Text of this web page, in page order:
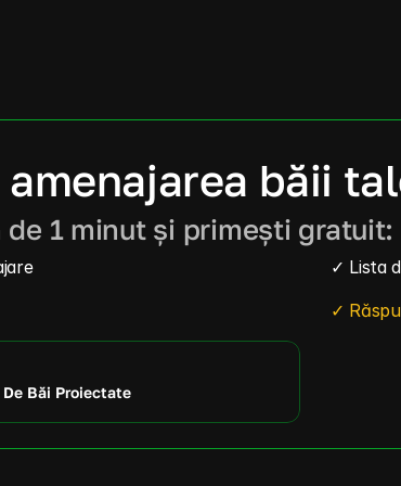
băii
1 minut și primești gratuit:
✓ Lista
✓
De Băi Proiectate